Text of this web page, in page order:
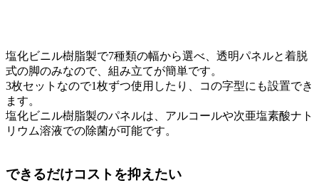
塩化ビニル樹脂製で7種類の幅から選べ、透明パネルと着脱
式の脚のみなので、組み立てが簡単です。
3枚セットなので1枚ずつ使用したり、コの字型にも設置でき
ます。
塩化ビニル樹脂製のパネルは、アルコールや次亜塩素酸ナト
リウム溶液での除菌が可能です。
できるだけコストを抑えたい